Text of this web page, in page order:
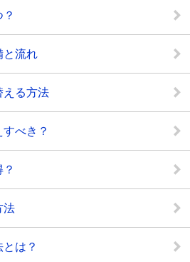
と流れ
える方法
べき？
法
は？